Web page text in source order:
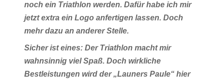
noch ein Triathlon werden. Dafür habe ich mir
jetzt extra ein Logo anfertigen lassen. Doch
mehr dazu an anderer Stelle.
Sicher ist eines: Der Triathlon macht mir
wahnsinnig viel Spaß. Doch wirkliche
Bestleistungen wird der „Launers Paule“ hier